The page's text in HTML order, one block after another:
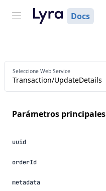
Docs
Seleccione Web Service
Transaction/UpdateDetails
parámetros principales
uuid
orderId
metadata